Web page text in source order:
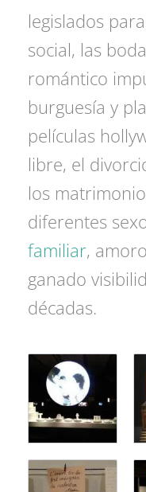
legislados
social, las
romántico
burguesía y
películas
libre, el
los
diferentes
familiar,
ganado
décadas.